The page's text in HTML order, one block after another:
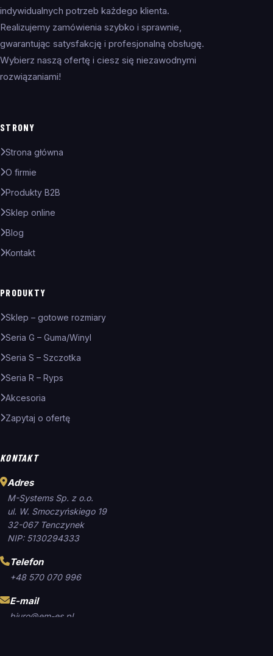
indywidualnych potrzeb każdego klienta.
Realizujemy zamówienia szybko i sprawnie,
gwarantując satysfakcję i profesjonalną obsługę.
Wybierz naszą ofertę i ciesz się niezawodnymi
rozwiązaniami!
STRONY
Strona główna
O firmie
Produkty B2B
Sklep online
Blog
Kontakt
PRODUKTY
Sklep – gotowe rozmiary
Seria G – Guma/Winyl
Seria S – Szczotka
Seria R – Ryps
Akcesoria
Zapytaj o ofertę
KONTAKT
Adres
M-Systems Sp. z o.o.
ul. W. Smoczyńskiego 19
32-067 Tenczynek
NIP: 5130294333
Telefon
+48 570 070 996
E-mail
biuro@em-es.pl